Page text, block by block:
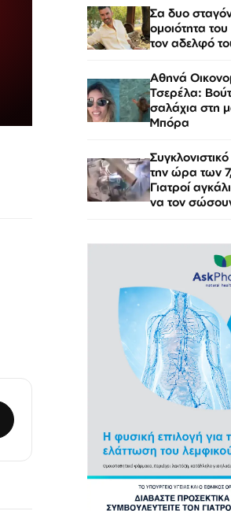
Σα δυο
ομοιότητα του
τον αδελφό
Αθηνά
Τσερέλα:
σαλάχια στη
Μπόρα
την ώρα των
Γιατροί
να τον